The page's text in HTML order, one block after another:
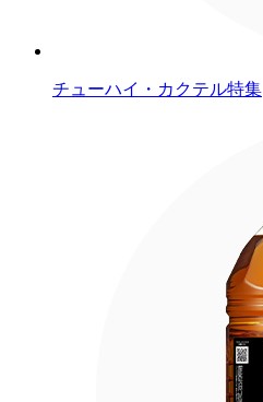
チューハイ・カクテル特集